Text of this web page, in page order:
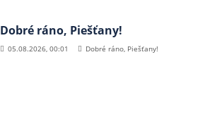
Dobré ráno, Piešťany!
05.08.2026, 00:01 Dobré ráno, Piešťany!